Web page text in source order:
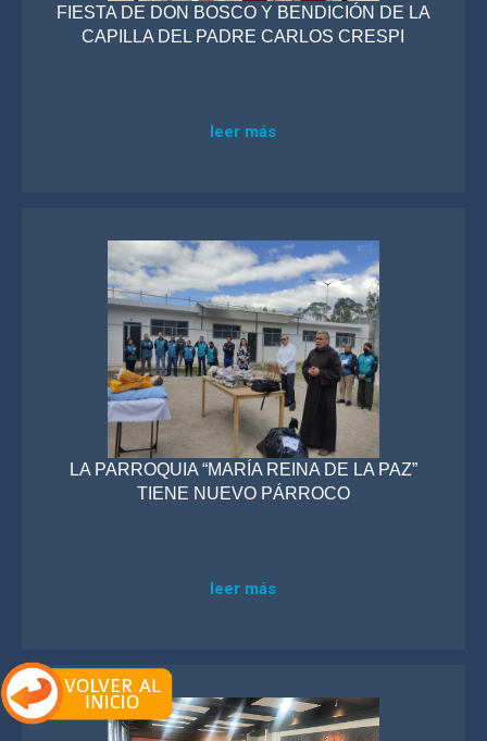
FIESTA DE DON BOSCO Y BENDICIÓN DE LA
CAPILLA DEL PADRE CARLOS CRESPI
leer más
LA PARROQUIA “MARÍA REINA DE LA PAZ”
TIENE NUEVO PÁRROCO
leer más